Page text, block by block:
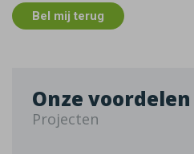
Bel mij terug
Onze voordelen
Projecten